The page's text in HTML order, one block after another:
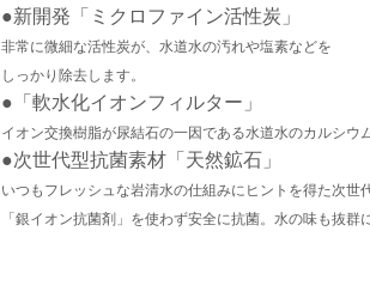
●新開発「ミクロファイン活性炭」
非常に微細な活性炭が、水道水の汚れや塩素などを
しっかり除去します。
●「軟水化イオンフィルター」
イオン交換樹脂が尿結石の一因である水道水のカルシ
●次世代型抗菌素材「天然鉱石」
いつもフレッシュな岩清水の仕組みにヒントを得た次世
「銀イオン抗菌剤」を使わず安全に抗菌。水の味も抜群